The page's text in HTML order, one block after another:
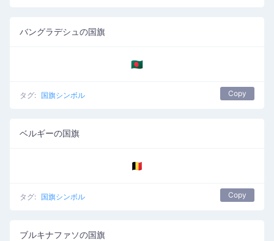
バングラデシュの国旗
🇧🇩
タグ: 国旗シンボル Copy
ベルギーの国旗
🇧🇪
タグ: 国旗シンボル Copy
ブルキナファソの国旗